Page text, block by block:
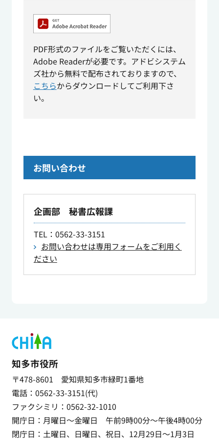
PDF形式のファイルをご覧いただくには、
Adobe Readerが必要です。アドビシステム
ズ社から無料で配布されておりますので、
こちらからダウンロードしてご利用下さ
い。
お問い合わせ
企画部 秘書広報課
TEL：0562-33-3151
お問い合わせは専用フォームをご利用く
ださい
知多市役所
〒478-8601 愛知県知多市緑町1番地
電話：0562-33-3151(代)
ファクシミリ：0562-32-1010
開庁日：月曜日～金曜日 午前9時00分～午後4時00分
閉庁日：土曜日、日曜日、祝日、12月29日～1月3日